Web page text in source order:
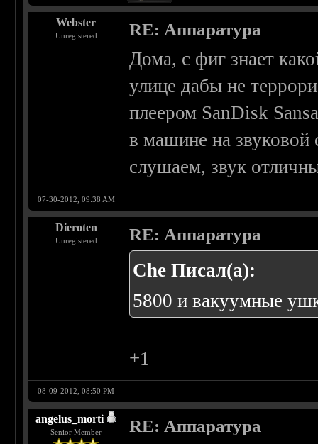
Webster
Unregistered RE: Аппаратура
Дома, с фиг знает
улице дабы не
плеером SanDisk
в машине на звуковой
слушаем, звук
07-30-2012, 09:38 AM
Dieroten
Unregistered RE: Аппаратура
Che Писал(а):
5800 и вакуумные
+1
08-09-2012, 08:50 PM
angelus_morti
Senior Member RE: Аппаратура